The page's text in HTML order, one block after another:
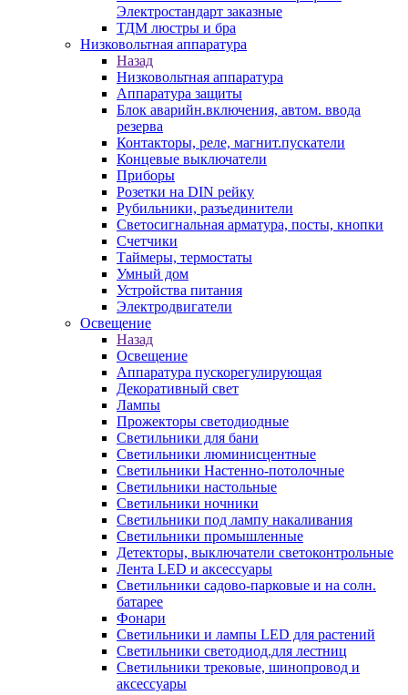
Электростандарт заказные
ТДМ люстры и бра
Низковольтная аппаратура
Назад
Низковольтная аппаратура
Аппаратура защиты
Блок аварийн.включения, автом. ввода
резерва
Контакторы, реле, магнит.пускатели
Концевые выключатели
Приборы
Розетки на DIN рейку
Рубильники, разъединители
Светосигнальная арматура, посты, кнопки
Счетчики
Таймеры, термостаты
Умный дом
Устройства питания
Электродвигатели
Освещение
Назад
Освещение
Аппаратура пускорегулирующая
Декоративный свет
Лампы
Прожекторы светодиодные
Светильники для бани
Светильники люминисцентные
Светильники Настенно-потолочные
Светильники настольные
Светильники ночники
Светильники под лампу накаливания
Светильники промышленные
Детекторы, выключатели светоконтрольные
Лента LED и аксессуары
Светильники садово-парковые и на солн.
батарее
Фонари
Светильники и лампы LED для растений
Светильники светодиод.для лестниц
Светильники трековые, шинопровод и
аксессуары